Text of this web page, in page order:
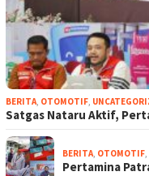
BERITA, OTOMOTIF,
Satgas Nataru Aktif,
BERITA, OTOMOTIF,
Pertamina